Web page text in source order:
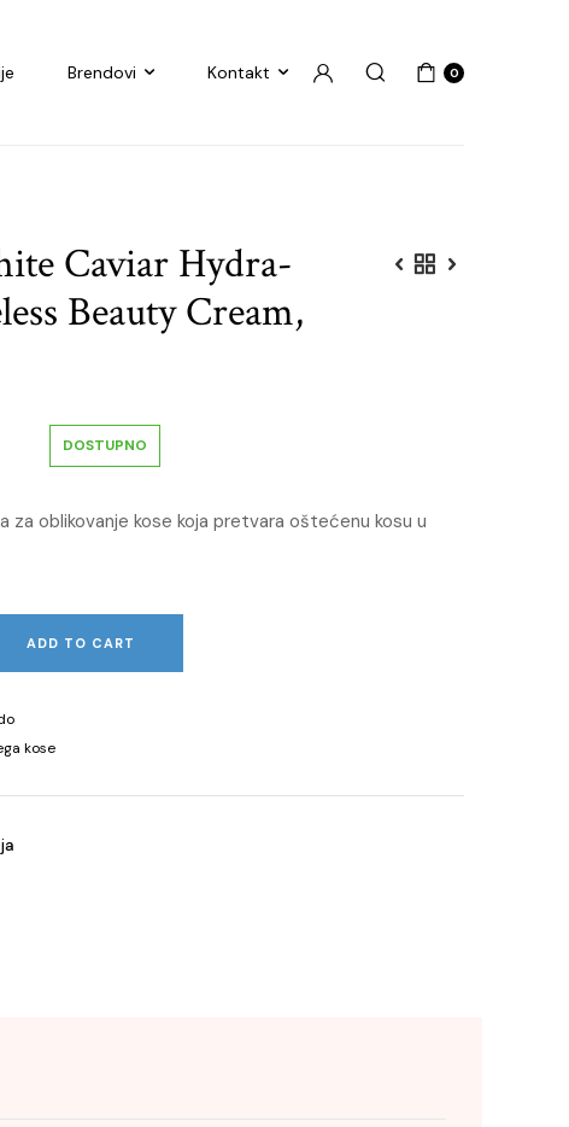
Brendovi Kontakt 0
Caviar Hydra-
Beauty Cream,
DOSTUPNO
za oblikovanje kose koja pretvara oštećenu kosu u
ADD TO CART
kose